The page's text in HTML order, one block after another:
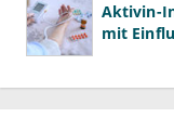
Aktivin-
mit